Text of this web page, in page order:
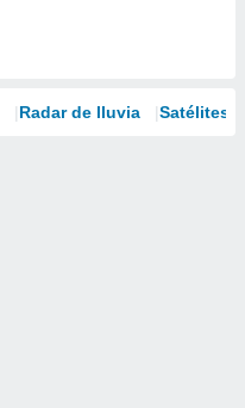
Radar de lluvia Satélites